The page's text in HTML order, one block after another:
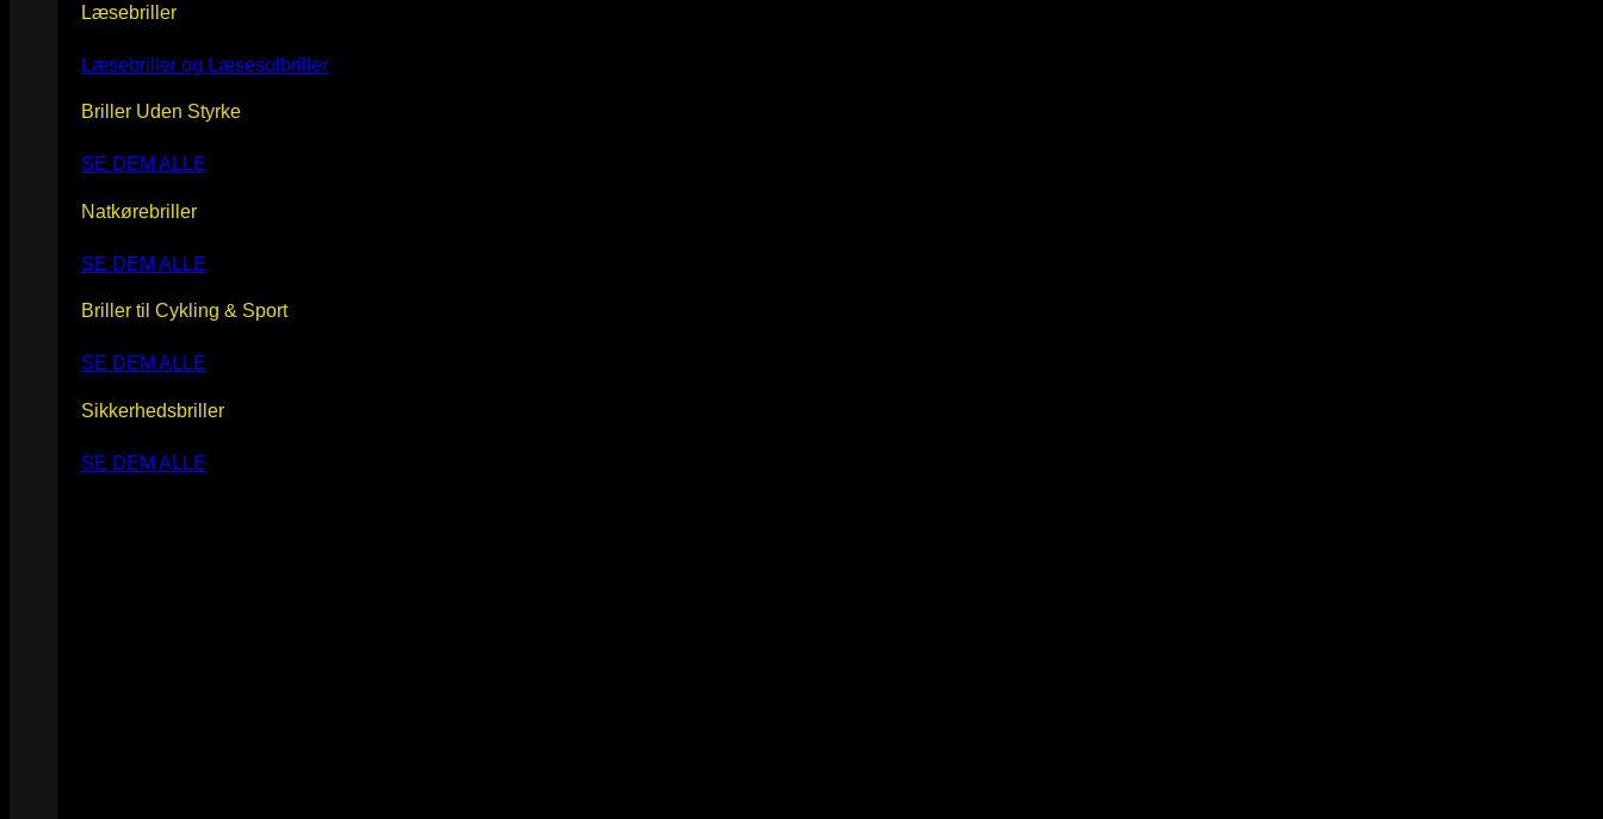
Læsebriller
Læsebriller og Læsesolbriller
Briller Uden Styrke
SE DEM ALLE
Natkørebriller
SE DEM ALLE
Briller til Cykling & Sport
SE DEM ALLE
Sikkerhedsbriller
SE DEM ALLE